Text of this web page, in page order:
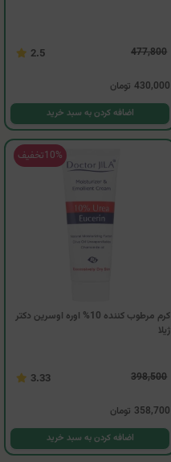
477,800
2.5
430,000 تومان
اضافه کردن به سبد خرید
10%تخفیف
کرم مرطوب کننده 10% اوره اوسرین دکتر
ژیلا
398,500
3.33
358,700 تومان
اضافه کردن به سبد خرید